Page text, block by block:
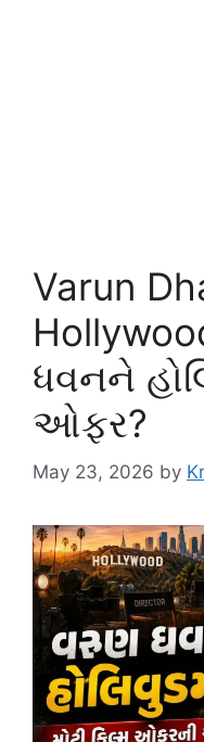
Varun
ધવનને
ઓફર?
May 23, 2026 by